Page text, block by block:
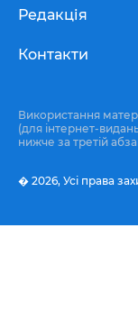
Редакція
Контакти
Використання
(для інтернет-
нижче за третій
� 2026, Усі права